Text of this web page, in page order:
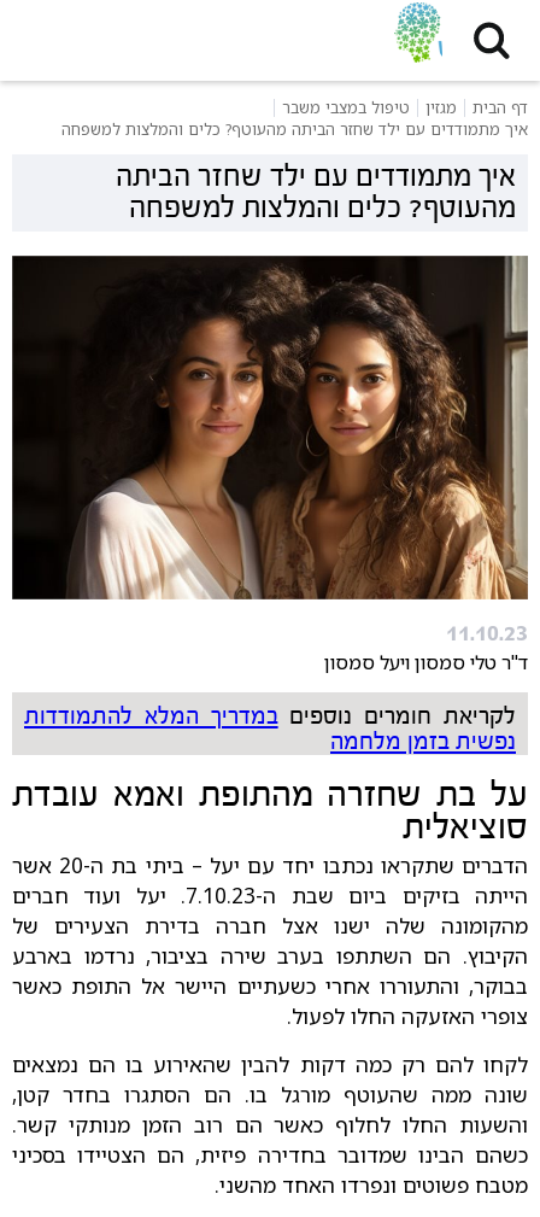
דף הבית מגזין
טיפול במצבי משבר
איך מתמודדים עם ילד שחזר הביתה מהעוטף? כלים והמלצות למשפחה
איך מתמודדים עם ילד שחזר הביתה
מהעוטף? כלים והמלצות למשפחה
11.10.23
ד"ר טלי סמסון ויעל סמסון
לקריאת חומרים נוספיםבמדריך המלא להתמודדות
נפשית בזמן מלחמה
על בת שחזרה מהתופת ואמא עובדת
סוציאלית
הדברים שתקראו נכתבו יחד עם יעל – ביתי בת ה-20 אשר
הייתה בזיקים ביום שבת ה-7.10.23. יעל ועוד חברים
מהקומונה שלה ישנו אצל חברה בדירת הצעירים של
הקיבוץ. הם השתתפו בערב שירה בציבור, נרדמו בארבע
בבוקר, והתעוררו אחרי כשעתיים היישר אל התופת כאשר
צופרי האזעקה החלו לפעול.
לקחו להם רק כמה דקות להבין שהאירוע בו הם נמצאים
שונה ממה שהעוטף מורגל בו. הם הסתגרו בחדר קטן,
והשעות החלו לחלוף כאשר הם רוב הזמן מנותקי קשר.
כשהם הבינו שמדובר בחדירה פיזית, הם הצטיידו בסכיני
מטבח פשוטים ונפרדו האחד מהשני.